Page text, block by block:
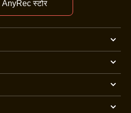
AnyRec स्टोर